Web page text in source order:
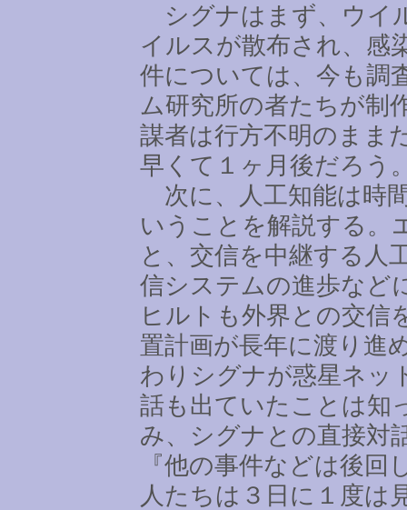
シグナはまず、ウイ
イルスが散布され、感
件については、今も調
ム研究所の者たちが制
謀者は行方不明のまま
早くて１ヶ月後だろう
次に、人工知能は時
いうことを解説する。
と、交信を中継する人
信システムの進歩など
ヒルトも外界との交信
置計画が長年に渡り進
わりシグナが惑星ネッ
話も出ていたことは知
み、シグナとの直接対
『他の事件などは後
人たちは３日に１度は